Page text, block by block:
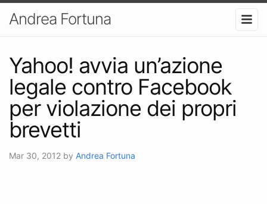
Andrea Fortuna
Yahoo! avvia un’azione
legale contro Facebook
per violazione dei propri
brevetti
Mar 30, 2012 by Andrea Fortuna